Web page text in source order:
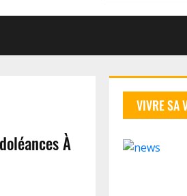
7 février 2026
À
VIVRE SA